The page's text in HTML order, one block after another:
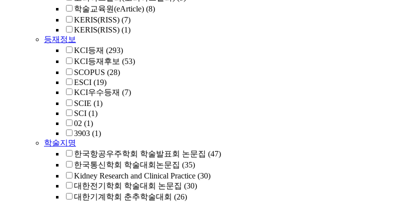
학술교육원(eArticle) (8)
KERIS(RISS) (7)
KERIS(RISS) (1)
등재정보
KCI등재 (293)
KCI등재후보 (53)
SCOPUS (28)
ESCI (19)
KCI우수등재 (7)
SCIE (1)
SCI (1)
02 (1)
3903 (1)
학술지명
한국항공우주학회 학술발표회 논문집 (47)
한국통신학회 학술대회논문집 (35)
Kidney Research and Clinical Practice (30)
대한전기학회 학술대회 논문집 (30)
대한기계학회 춘추학술대회 (26)